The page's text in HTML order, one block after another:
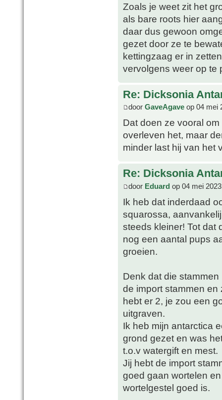
Zoals je weet zit het
als bare roots hier
daar dus gewoon
gezet door ze te
kettingzaag er in
vervolgens weer op te
Re: Dicksonia
door GaveAgave op 04 mei
Dat doen ze vooral
overleven het, maar
minder last hij van het
Re: Dicksonia
door Eduard op 04 mei
Ik heb dat inderdaad
squarossa,
steeds kleiner! Tot dat
nog een aantal pups
groeien.
Denk dat die
de import stammen
hebt er 2, je zou een
uitgraven.
Ik heb mijn antarctica
grond gezet en was
t.o.v watergift en mest.
Jij hebt de import
goed gaan wortelen
wortelgestel goed is.